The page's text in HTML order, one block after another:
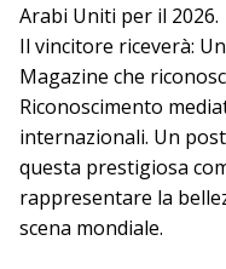
Arabi Uniti per il 2026.
Il vincitore riceverà:
Magazine che
Riconoscimento
internazionali. Un
questa prestigiosa
rappresentare la
scena mondiale.